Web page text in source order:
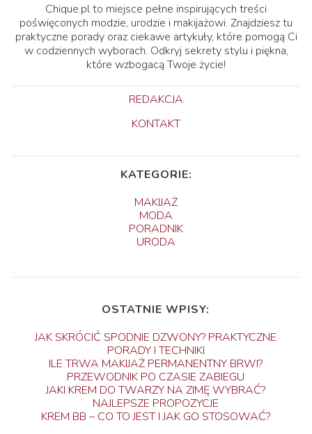
Chique.pl to miejsce pełne inspirujących treści
poświęconych modzie, urodzie i makijażowi. Znajdziesz tu
praktyczne porady oraz ciekawe artykuły, które pomogą Ci
w codziennych wyborach. Odkryj sekrety stylu i piękna,
które wzbogacą Twoje życie!
REDAKCJA
KONTAKT
KATEGORIE:
MAKIJAŻ
MODA
PORADNIK
URODA
OSTATNIE WPISY:
JAK SKRÓCIĆ SPODNIE DZWONY? PRAKTYCZNE
PORADY I TECHNIKI
ILE TRWA MAKIJAŻ PERMANENTNY BRWI?
PRZEWODNIK PO CZASIE ZABIEGU
JAKI KREM DO TWARZY NA ZIMĘ WYBRAĆ?
NAJLEPSZE PROPOZYCJE
KREM BB – CO TO JEST I JAK GO STOSOWAĆ?